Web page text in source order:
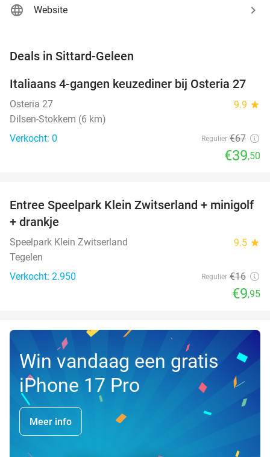
Website
Deals in Sittard-Geleen
41%
TODAY
Italiaans 4-gangen keuzediner bij Osteria 27
Osteria 27 9.9 star
Dilsen-Stokkem (6 km)
Verkocht: 0
Regulier €67
€39,50
38%
Entree Speelpark Klein Zwitserland + minigolf
+ drankje
Speelpark Klein Zwitserland 9.5 star
Tegelen
Verkocht: 2.950
Regulier €16
€9,95
Win vandaag een gratis
iPhone 17 Pro
Meer info